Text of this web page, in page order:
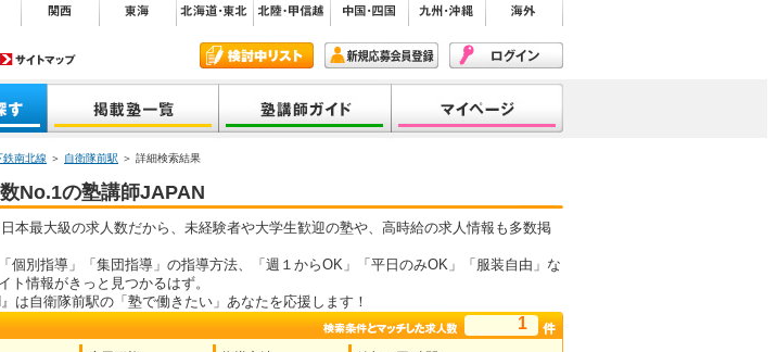
鉄南北線 ＞ 自衛隊前駅 ＞ 詳細検索結果
No.1の塾講師JAPAN
本最大級の求人数だから、未経験者や大学生歓迎の塾や、高時給の求人情報も多数掲
別指導」「集団指導」の指導方法、「週１からOK」「平日のみOK」「服装自由」な
情報がきっと見つかるはず。
は自衛隊前駅の「塾で働きたい」あなたを応援します！
1